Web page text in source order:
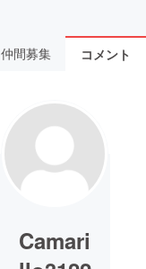
仲間募集 コメント
Camari